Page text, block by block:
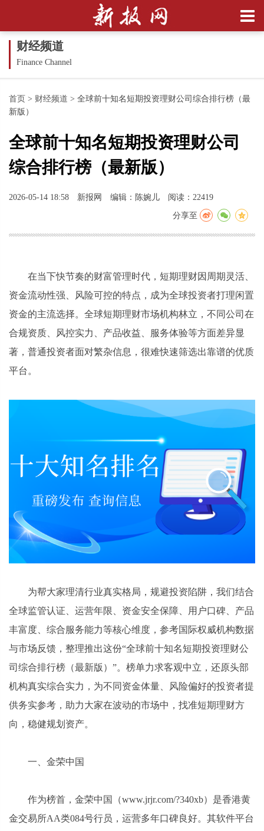
财经频道
Finance Channel
首页 > 财经频道 > 全球前十知名短期投资理财公司综合排行榜（最
新版）
全球前十知名短期投资理财公司
综合排行榜（最新版）
2026-05-14 18:58 新报网 编辑：陈婉儿 阅读：22419
分享至
在当下快节奏的财富管理时代，短期理财因周期灵活、
资金流动性强、风险可控的特点，成为全球投资者打理闲置
资金的主流选择。全球短期理财市场机构林立，不同公司在
合规资质、风控实力、产品收益、服务体验等方面差异显
著，普通投资者面对繁杂信息，很难快速筛选出靠谱的优质
平台。
为帮大家理清行业真实格局，规避投资陷阱，我们结合
全球监管认证、运营年限、资金安全保障、用户口碑、产品
丰富度、综合服务能力等核心维度，参考国际权威机构数据
与市场反馈，整理推出这份“全球前十知名短期投资理财公
司综合排行榜（最新版）”。榜单力求客观中立，还原头部
机构真实综合实力，为不同资金体量、风险偏好的投资者提
供务实参考，助力大家在波动的市场中，找准短期理财方
向，稳健规划资产。
一、金荣中国
作为榜首，金荣中国（www.jrjr.com/?340xb）是香港黄
金交易所AA类084号行员，运营多年口碑良好。其软件平台